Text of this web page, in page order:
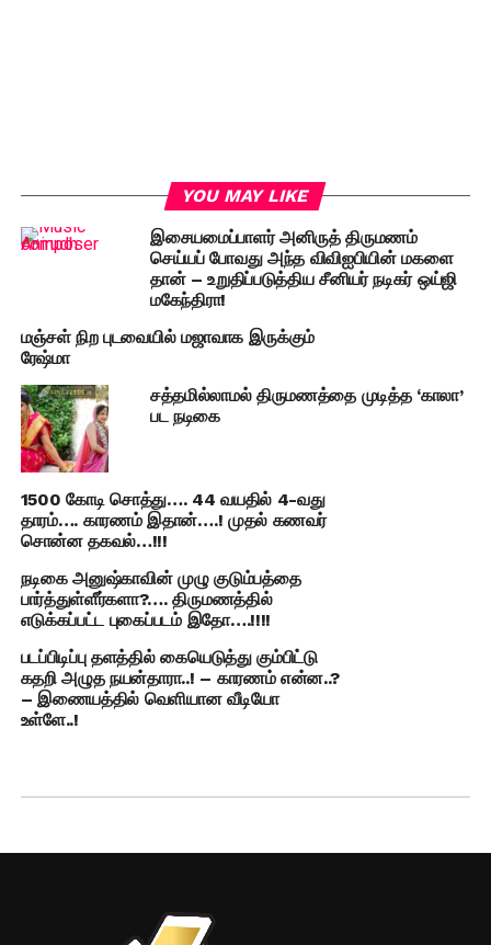
YOU MAY LIKE
இசையமைப்பாளர் அனிருத் திருமணம்
செய்யப் போவது அந்த விவிஐபியின் மகளை
தான் – உறுதிப்படுத்திய சீனியர் நடிகர் ஒய்ஜி
மகேந்திரா!
மஞ்சள் நிற புடவையில் மஜாவாக இருக்கும்
ரேஷ்மா
சத்தமில்லாமல் திருமணத்தை முடித்த ‘காலா’
பட நடிகை
1500 கோடி சொத்து…. 44 வயதில் 4-வது
தாரம்…. காரணம் இதான்….! முதல் கணவர்
சொன்ன தகவல்…!!!
நடிகை அனுஷ்காவின் முழு குடும்பத்தை
பார்த்துள்ளீர்களா?…. திருமணத்தில்
எடுக்கப்பட்ட புகைப்படம் இதோ….!!!!
படப்பிடிப்பு தளத்தில் கையெடுத்து கும்பிட்டு
கதறி அழுத நயன்தாரா..! – காரணம் என்ன..?
– இணையத்தில் வெளியான வீடியோ
உள்ளே..!